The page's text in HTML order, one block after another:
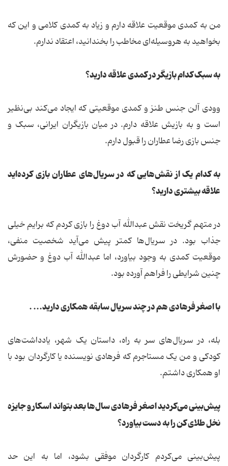
من به کمدی موقعیت علاقه دارم و زیاد به کمدی کلامی و این که
بخواهید به هروسیله‌ای مخاطب را بخندانید، اعتقاد ندارم.
به سبک کدام بازیگر در کمدی علاقه دارید؟
وودی آلن جنس طنز و کمدی موقعیتی که ایجاد می‌کند بی‌نظیر
است و به بازیش علاقه دارم. در میان بازیگران ایرانی، سبک و
جنس بازی رضا عطاران را قبول دارم.
به کدام یک از نقش‌هایی که در سریال‌های عطاران بازی کرده‌اید
علاقه بیشتری دارید؟
در متهم گریخت نقش عبدالله آب دوغ را بازی کردم که برایم خیلی
جذاب بود. در سریال‌ها کمتر پیش می‌آید شخصیت منفی،
موقعیت کمدی به وجود بیاورد، اما عبدالله آب دوغ و حضورش
چنین شرایطی را فراهم آورده بود.
با اصغر فرهادی هم در چند سریال سابقه همکاری دارید... .
بله، در سریال‌های سر به راه، داستان یک شهر، یادداشت‌های
کودکی و من یک مستاجرم که فرهادی نویسنده یا کارگردان بود با
او همکاری داشتم.
پیش‌بینی می‌کردید اصغر فرهادی سال‌ها بعد بتواند اسکار و جایزه
نخل طلای کن را به دست بیاورد؟
پیش‌بینی می‌کردم کارگردان موفقی بشود، اما به این حد